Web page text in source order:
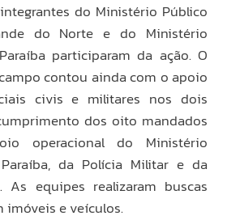
do Ministério Público
do Norte e do Ministério
participaram da ação. O
contou ainda com o apoio
civis e militares nos dois
dos oito mandados
operacional do Ministério
da Polícia Militar e da
As equipes realizaram buscas
imóveis e veículos.